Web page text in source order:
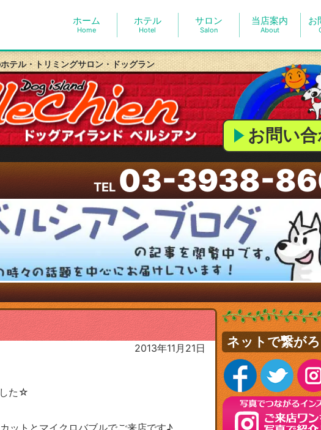
ホーム
Home
ホテル
Hotel
サロン
Salon
当店案内
About
お
ホテル・トリミングサロン・ドッグラン
お問い
TEL 03-3938-
2013年11月21日
た☆
ットとマイクロバブルでご来店です♪
ネットで繋が